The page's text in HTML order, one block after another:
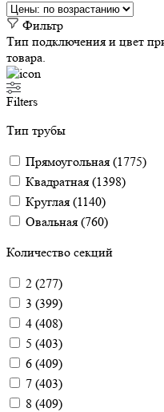
Фильтр
Тип подключения и цвет
товара.
Filters
Тип трубы
Прямоугольная (1775)
Квадратная (1398)
Круглая (1140)
Овальная (760)
Количество секций
2 (277)
3 (399)
4 (408)
5 (403)
6 (409)
7 (403)
8 (409)